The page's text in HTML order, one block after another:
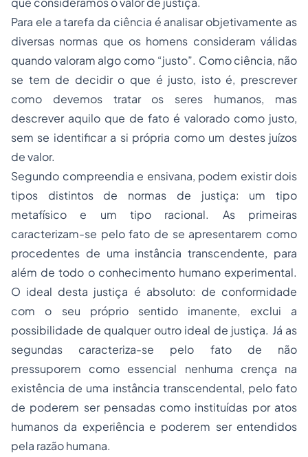
Para ele a tarefa da ciência é analisar objetivamente as
diversas normas que os homens consideram válidas
quando valoram algo como “justo”. Como ciência, não
se tem de decidir o que é justo, isto é, prescrever
como devemos tratar os seres humanos, mas
descrever aquilo que de fato é valorado como justo,
sem se identificar a si própria como um destes juízos
de valor.
Segundo compreendia e ensivana, podem existir dois
tipos distintos de normas de justiça: um tipo
metafísico e um tipo racional. As primeiras
caracterizam-se pelo fato de se apresentarem como
procedentes de uma instância transcendente, para
além de todo o conhecimento humano experimental.
O ideal desta justiça é absoluto: de conformidade
com o seu próprio sentido imanente, exclui a
possibilidade de qualquer outro ideal de justiça. Já as
segundas caracteriza-se pelo fato de não
pressuporem como essencial nenhuma crença na
existência de uma instância transcendental, pelo fato
de poderem ser pensadas como instituídas por atos
humanos da experiência e poderem ser entendidos
pela razão humana.